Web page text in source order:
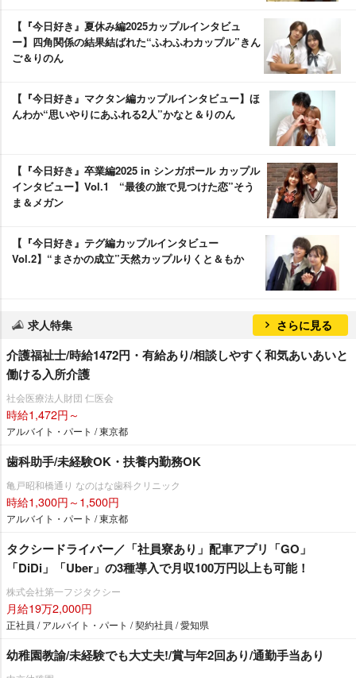
【『今日好き』夏休み編2025カップルインタビュ
ー】四角関係の結果結ばれた“ふわふわカップル”きん
ご＆りのん
【『今日好き』マクタン編カップルインタビュー】ほ
んわか“思いやりにあふれる2人”かなと＆りのん
【『今日好き』卒業編2025 in シンガポール カップル
インタビュー】Vol.1 “最後の旅で見つけた恋”そう
ま＆メガン
【『今日好き』テグ編カップルインタビュー
Vol.2】“まさかの成立”天然カップルりくと＆もか
求人特集 さらに見る
介護福祉士/時給1472円・有給あり/相談しやすく和気あいあいと
働ける入所介護
社会医療法人財団 仁医会
時給1,472円～
アルバイト・パート / 東京都
歯科助手/未経験OK・扶養内勤務OK
亀戸昭和橋通り なのはな歯科クリニック
時給1,300円～1,500円
アルバイト・パート / 東京都
タクシードライバー／「社員寮あり」配車アプリ「GO」
「DiDi」「Uber」の3種導入で月収100万円以上も可能！
株式会社第一フジタクシー
月給19万2,000円
正社員 / アルバイト・パート / 契約社員 / 愛知県
幼稚園教諭/未経験でも大丈夫!/賞与年2回あり/通勤手当あり